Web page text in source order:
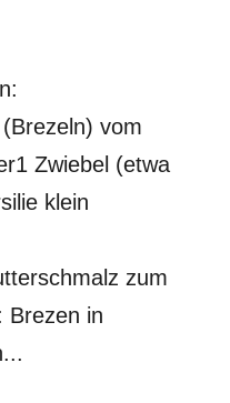
vom
Zwiebel (etwa
klein
zum
Brezen in